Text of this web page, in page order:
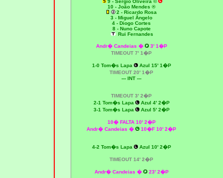
9 - Sérgio Oliveira ©
10 - João Mendes ®
2 - Ricardo Rosa
3 - Miguel Ângelo
4 - Diogo Cortes
8 - Nuno Capote
Rui Fernandes
Andr� Candeias �
3' 1�P
TIMEOUT 7' 1�P
1-0 Tom�s Lapa
Azul 15' 1�P
TIMEOUT 20' 1�P
--- INT ---
TIMEOUT 3' 2�P
2-1 Tom�s Lapa
Azul 4' 2�P
3-1 Tom�s Lapa Azul 5' 2�P
10� FALTA 10' 2�P
Andr� Candeias �
10�F 10' 2�P
4-2 Tom�s Lapa Azul 10' 2�P
TIMEOUT 14' 2�P
Andr� Candeias � 23' 2�P